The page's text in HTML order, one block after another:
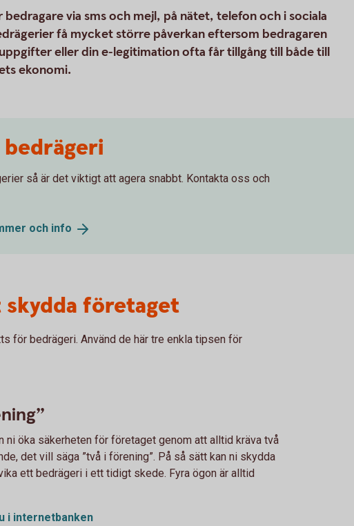
via sms och mejl, på nätet, telefon och i sociala
få mycket större påverkan eftersom bedragaren
eller din e-legitimation ofta får tillgång till både till
ekonomi.
bedrägeri
så är det viktigt att agera snabbt. Kontakta oss och
och info
företaget
för bedrägeri. Använd de här tre enkla tipsen för
ni öka säkerheten för företaget genom att alltid kräva två
det vill säga ”två i förening”. På så sätt kan ni skydda
ett bedrägeri i ett tidigt skede. Fyra ögon är alltid
i internetbanken